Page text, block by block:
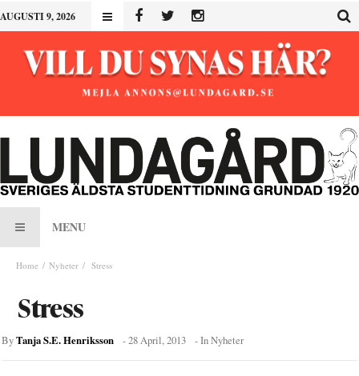
AUGUSTI 9, 2026
MENU
Home Nyheter Stress
Stress
ByTanja S.E. Henriksson -28 April, 2013 - InNyheter